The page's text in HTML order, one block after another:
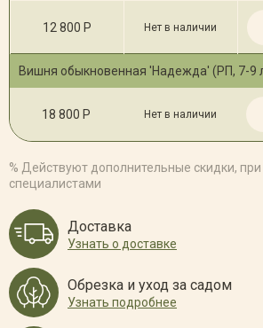
12 800 Р Нет в наличии
Вишня обыкновенная 'Надежда' (РП, 7-9
18 800 Р Нет в наличии
% Действуют дополнительные скидки,
специалистами
Доставка
Узнать о доставке
Обрезка и уход за садом
Узнать подробнее